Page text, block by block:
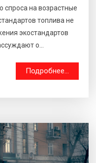
спроса на возрастные
топлива не
экостандартов
о...
Подробнее...